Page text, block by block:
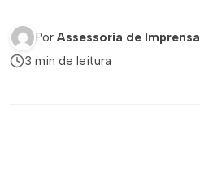
Por Assessoria de Imprensa
3 min de leitura